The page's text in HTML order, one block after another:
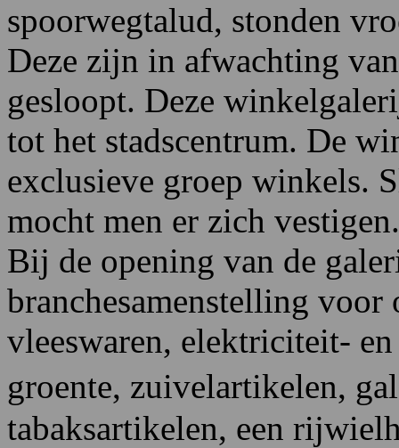
spoorwegtalud, stonden
Deze zijn in afwachting
gesloopt. Deze
tot het stadscentrum. De
exclusieve groep winkels.
mocht men er zich vestigen.
Bij de opening van de
branchesamenstelling voor
vleeswaren, elektriciteit-
groente, zuivelartikelen,
tabaksartikelen, een